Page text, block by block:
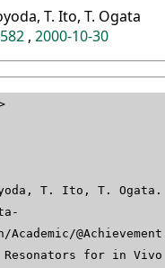
T. Ito, T. Ogata
, 2000-10-30
T. Ito, T. Ogata.
for in Vivo